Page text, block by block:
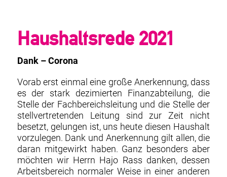
Haushaltsrede 2021
Dank – Corona
Vorab erst einmal eine große Anerkennung, dass
es der stark dezimierten Finanzabteilung, die
Stelle der Fachbereichsleitung und die Stelle der
stellvertretenden Leitung sind zur Zeit nicht
besetzt, gelungen ist, uns heute diesen Haushalt
vorzulegen. Dank und Anerkennung gilt allen, die
daran mitgewirkt haben. Ganz besonders aber
möchten wir Herrn Hajo Rass danken, dessen
Arbeitsbereich normaler Weise in einer anderen